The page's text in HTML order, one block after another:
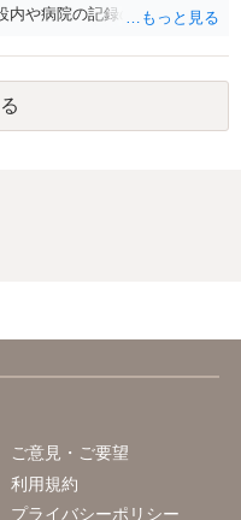
内や病院の記録の取得が必要
の検討も必要です（不意打
し費用が掛かりますし、あ
定が出来なければなりませ
ご意見・ご要望
利用規約
プライバシーポリシー